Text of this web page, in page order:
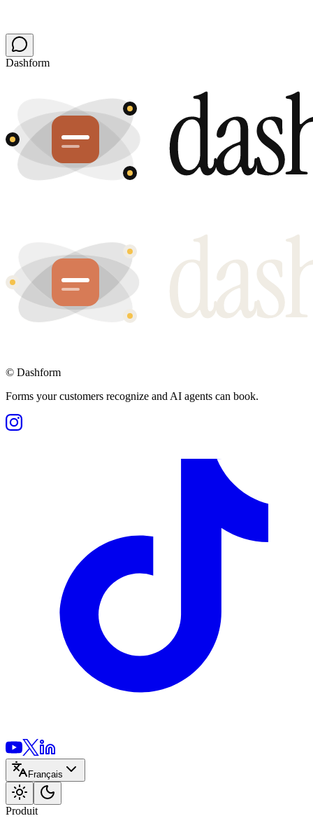
Dashform
© Dashform
Forms your customers recognize and AI agents can book.
Français
Produit